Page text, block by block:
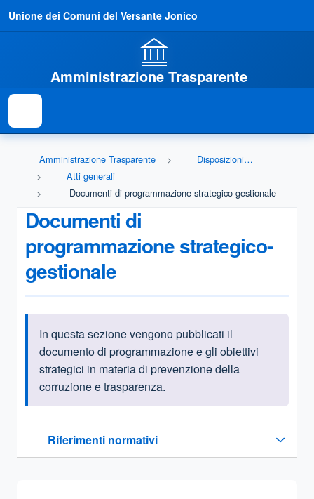
Unione dei Comuni del Versante Jonico
Amministrazione Trasparente
Amministrazione Trasparente
Disposizioni generali
Atti generali
Documenti di programmazione strategico-gestionale
Documenti di
programmazione strategico-
gestionale
Informazioni introduttive
In questa sezione vengono pubblicati il
documento di programmazione e gli obiettivi
strategici in materia di prevenzione della
corruzione e trasparenza.
Riferimenti normativi
Sezione compressa